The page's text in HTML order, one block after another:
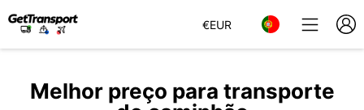
€EUR
Melhor preço para transporte